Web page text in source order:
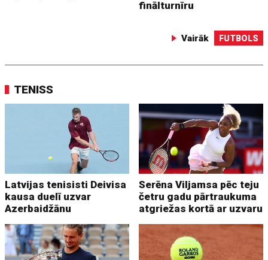
finālturnīru
Vairāk FUTBOLS
TENISS
Latvijas tenisisti Deivisa
kausa duelī uzvar
Azerbaidžānu
Serēna Viljamsa pēc teju
četru gadu pārtraukuma
atgriežas kortā ar uzvaru